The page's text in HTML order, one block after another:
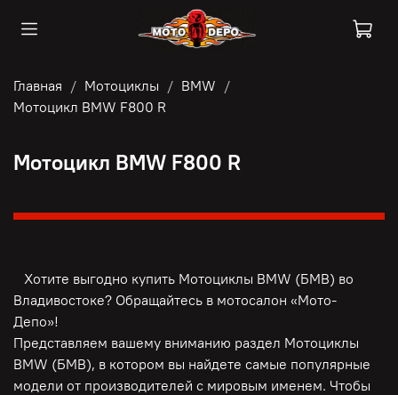
Главная Мотоциклы
BMW
Мотоцикл BMW F800 R
Мотоцикл BMW F800 R
Хотите выгодно купить Мотоциклы BMW (БМВ) во
Владивостоке? Обращайтесь в мотосалон «Мото-
Депо»!
Представляем вашему вниманию раздел Мотоциклы
BMW (БМВ), в котором вы найдете самые популярные
модели от производителей с мировым именем. Чтобы